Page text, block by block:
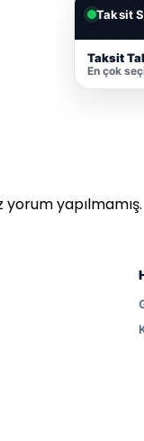
Taksit
Taksit
En çok
yorum yapılmamış.